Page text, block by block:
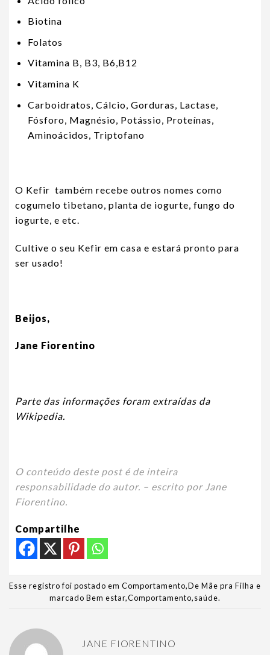
Biotina
Folatos
Vitamina B, B3, B6,B12
Vitamina K
Carboidratos, Cálcio, Gorduras, Lactase,
Fósforo, Magnésio, Potássio, Proteínas,
Aminoácidos, Triptofano
O Kefir também recebe outros nomes como
cogumelo tibetano, planta de iogurte, fungo do
iogurte, e etc.
Cultive o seu Kefir em casa e estará pronto para
ser usado!
Beijos,
Jane Fiorentino
Parte das informações foram extraídas da
Wikipedia.
O conteúdo deste post é de inteira
responsabilidade do autor. – escrito por Jane
Fiorentino.
Compartilhe
Esse registro foi postado em Comportamento,De Mãe pra Filha e
marcado Bem estar,Comportamento,saúde.
JANE FIORENTINO